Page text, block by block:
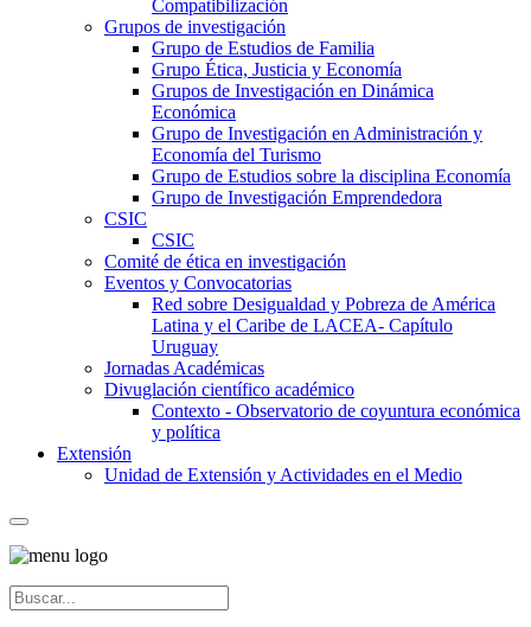
Compatibilización
Grupos de investigación
Grupo de Estudios de Familia
Grupo Ética, Justicia y Economía
Grupos de Investigación en Dinámica
Económica
Grupo de Investigación en Administración y
Economía del Turismo
Grupo de Estudios sobre la disciplina Economía
Grupo de Investigación Emprendedora
CSIC
CSIC
Comité de ética en investigación
Eventos y Convocatorias
Red sobre Desigualdad y Pobreza de América
Latina y el Caribe de LACEA- Capítulo
Uruguay
Jornadas Académicas
Divuglación científico académico
Contexto - Observatorio de coyuntura económica
y política
Extensión
Unidad de Extensión y Actividades en el Medio